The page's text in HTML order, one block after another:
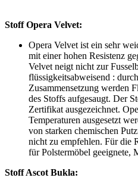
Stoff Opera Velvet:
Opera Velvet ist ein sehr
mit einer hohen Resistenz
Velvet neigt nicht zur
flüssigkeitsabweisend :
Zusammensetzung werden
des Stoffs aufgesaugt. Der
Zertifikat ausgezeichnet.
Temperaturen ausgesetzt
von starken chemischen
nicht zu empfehlen. Für die
für Polstermöbel geeignete,
Stoff Ascot Bukla: